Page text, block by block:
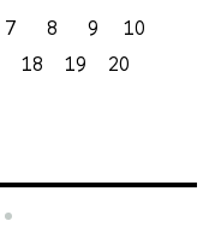
7 8 9
10
18 19
20